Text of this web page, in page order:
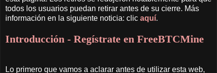
todos los usuarios puedan retirar antes de su cierre. Más
información en la siguiente noticia: clic aquí.
Introducción - Regístrate en FreeBTCMine
Lo primero que vamos a aclarar antes de utilizar esta web,